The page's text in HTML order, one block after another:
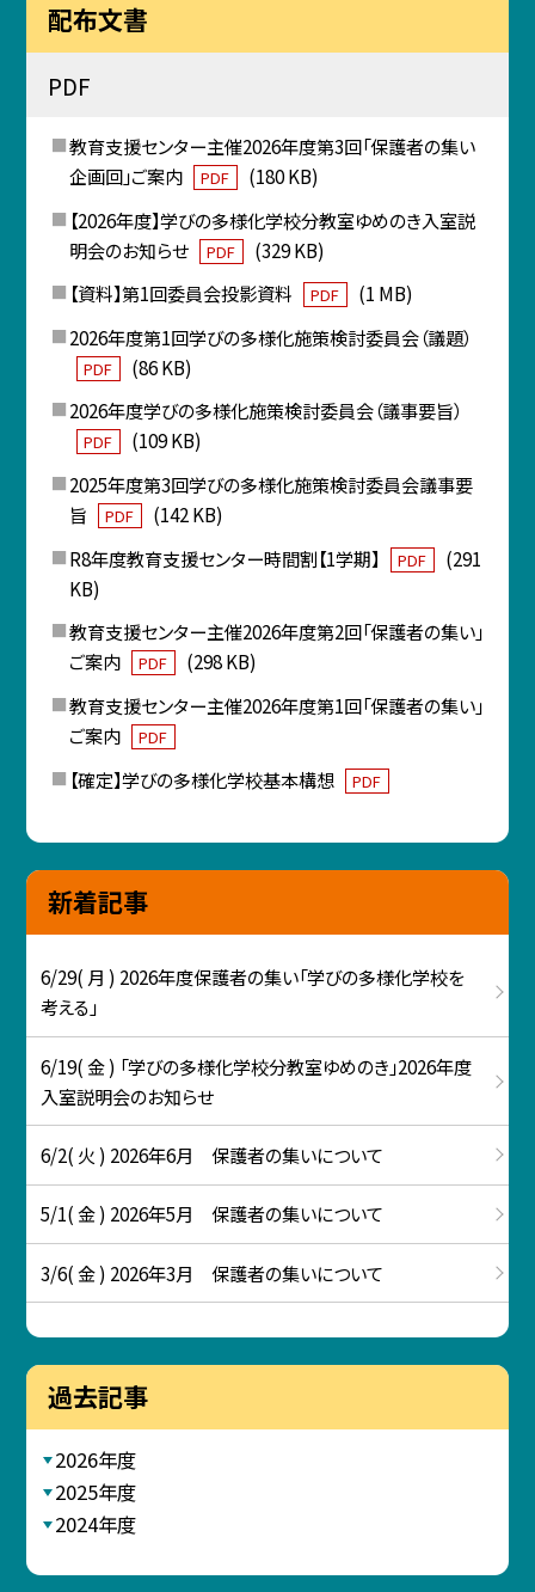
配布文書
PDF
教育支援センター主催2026年度第3回「保護者の集い
企画回」ご案内
PDF
(180 KB)
【2026年度】学びの多様化学校分教室ゆめのき入室説
明会のお知らせ
PDF
(329 KB)
【資料】第1回委員会投影資料
PDF
(1 MB)
2026年度第1回学びの多様化施策検討委員会（議題）
PDF
(86 KB)
2026年度学びの多様化施策検討委員会（議事要旨）
PDF
(109 KB)
2025年度第3回学びの多様化施策検討委員会議事要
旨
PDF
(142 KB)
R8年度教育支援センター時間割【1学期】
PDF
(291
KB)
教育支援センター主催2026年度第2回「保護者の集い」
ご案内
PDF
(298 KB)
教育支援センター主催2026年度第1回「保護者の集い」
ご案内
PDF
【確定】学びの多様化学校基本構想 PDF
新着記事
6/29( 月 ) 2026年度保護者の集い「学びの多様化学校を
考える」
6/19( 金 ) 「学びの多様化学校分教室ゆめのき」2026年度
入室説明会のお知らせ
6/2( 火 ) 2026年6月 保護者の集いについて
5/1( 金 ) 2026年5月 保護者の集いについて
3/6( 金 ) 2026年3月 保護者の集いについて
過去記事
2026年度
2025年度
2024年度